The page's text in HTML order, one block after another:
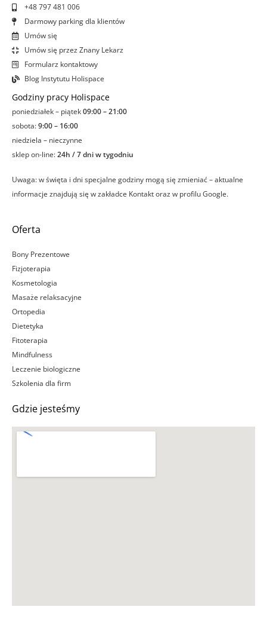
+48 797 481 006
Darmowy parking dla klientów
Umów się
Umów się przez Znany Lekarz
Formularz kontaktowy
Blog Instytutu Holispace
Godziny pracy Holispace
poniedziałek – piątek09:00 – 21:00
sobota:9:00 – 16:00
niedziela – nieczynne
sklep on-line:24h / 7 dni w tygodniu
Uwaga: w święta i dni specjalne godziny mogą się zmieniać – aktualne
informacje znajdują się w zakładce Kontakt oraz w profilu Google.
Oferta
Bony Prezentowe
Fizjoterapia
Kosmetologia
Masaże relaksacyjne
Ortopedia
Dietetyka
Fitoterapia
Mindfulness
Leczenie biologiczne
Szkolenia dla firm
Gdzie jesteśmy